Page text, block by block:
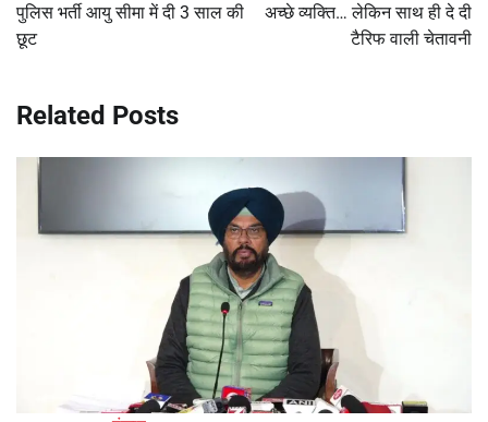
पुलिस भर्ती आयु सीमा में दी 3 साल की
छूट
अच्छे व्यक्ति… लेकिन साथ ही दे दी
टैरिफ वाली चेतावनी
Related Posts